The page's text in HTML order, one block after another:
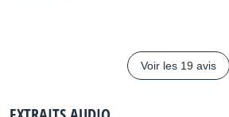
Voir les 19 avis